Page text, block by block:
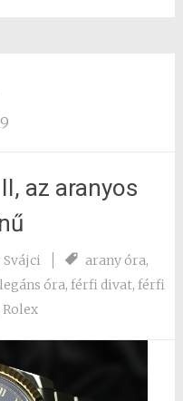
az aranyos
,Svájci arany óra,
óra, férfi divat, férfi
Rolex